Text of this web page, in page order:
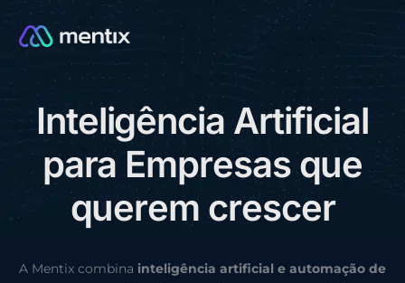
Inteligência Artificial
para Empresas que
querem crescer
A Mentix combina inteligência artificial e automação de
CONSULTORIA GRÁTIS